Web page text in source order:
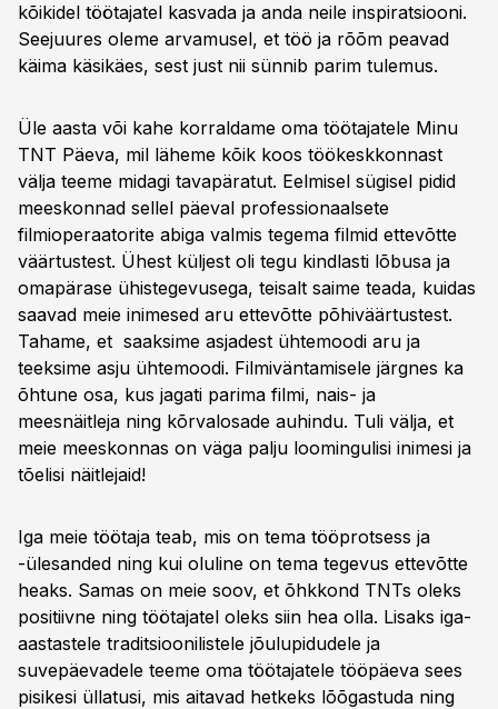
kõikidel töötajatel kasvada ja anda neile inspiratsiooni.
Seejuures oleme arvamusel, et töö ja rõõm peavad
käima käsikäes, sest just nii sünnib parim tulemus.
Üle aasta või kahe korraldame oma töötajatele Minu
TNT Päeva, mil läheme kõik koos töökeskkonnast
välja teeme midagi tavapäratut. Eelmisel sügisel pidid
meeskonnad sellel päeval professionaalsete
filmioperaatorite abiga valmis tegema filmid ettevõtte
väärtustest. Ühest küljest oli tegu kindlasti lõbusa ja
omapärase ühistegevusega, teisalt saime teada, kuidas
saavad meie inimesed aru ettevõtte põhiväärtustest.
Tahame, et saaksime asjadest ühtemoodi aru ja
teeksime asju ühtemoodi. Filmiväntamisele järgnes ka
õhtune osa, kus jagati parima filmi, nais- ja
meesnäitleja ning kõrvalosade auhindu. Tuli välja, et
meie meeskonnas on väga palju loomingulisi inimesi ja
tõelisi näitlejaid!
Iga meie töötaja teab, mis on tema tööprotsess ja
-ülesanded ning kui oluline on tema tegevus ettevõtte
heaks. Samas on meie soov, et õhkkond TNTs oleks
positiivne ning töötajatel oleks siin hea olla. Lisaks iga-
aastastele traditsioonilistele jõulupidudele ja
suvepäevadele teeme oma töötajatele tööpäeva sees
pisikesi üllatusi, mis aitavad hetkeks lõõgastuda ning